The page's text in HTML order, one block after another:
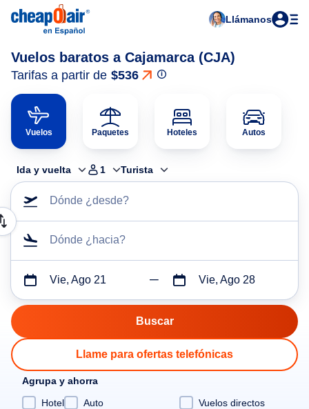
Llámanos
Vuelos baratos a Cajamarca (CJA)
Tarifas a partir de $536
Vuelos Paquetes Hoteles Autos
Ida y vuelta 1 Turista
Dónde ¿desde?
Dónde ¿hacia?
Vie, Ago 21 Vie, Ago 28
Llame para ofertas telefónicas
Agrupa y ahorra
Hotel
Auto Vuelos directos